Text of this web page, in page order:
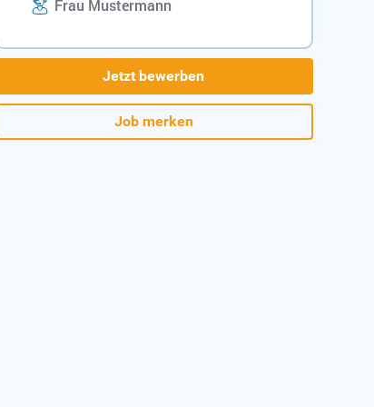
Frau Mustermann
Jetzt bewerben
Job merken